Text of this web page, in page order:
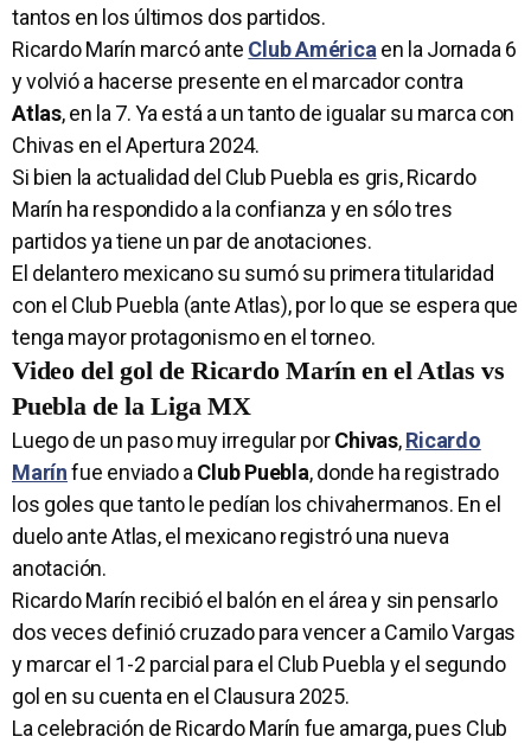
tantos en los últimos dos partidos.
Ricardo Marín marcó ante Club Américaen la Jornada 6
y volvió a hacerse presente en el marcador contra
Atlas, en la 7. Ya está a un tanto de igualar su marca con
Chivas en el Apertura 2024.
Si bien la actualidad del Club Puebla es gris, Ricardo
Marín ha respondido a la confianza y en sólo tres
partidos ya tiene un par de anotaciones.
El delantero mexicano su sumó su primera titularidad
con el Club Puebla (ante Atlas), por lo que se espera que
tenga mayor protagonismo en el torneo.
Video del gol de Ricardo Marín en el Atlas vs
Puebla de la Liga MX
Luego de un paso muy irregular porChivas,Ricardo
Marínfue enviado aClub Puebla, donde ha registrado
los goles que tanto le pedían los chivahermanos. En el
duelo ante Atlas, el mexicano registró una nueva
anotación.
Ricardo Marín recibió el balón en el área y sin pensarlo
dos veces definió cruzado para vencer a Camilo Vargas
y marcar el 1-2 parcial para el Club Puebla y el segundo
gol en su cuenta en el Clausura 2025.
La celebración de Ricardo Marín fue amarga, pues Club